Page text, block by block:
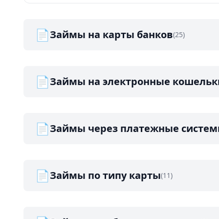
📄Займы на карты банков(25)
📄Займы на электронные
📄Займы через платежные
📄Займы по типу карты(11)